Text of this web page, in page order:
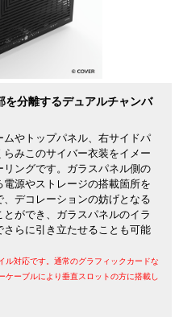
を分離するデュアルチャンバ
ムやトップパネル、右サイドパ
みこのサイバー衣装をイメー
ングです。ガラスパネル側の
源やストレージの搭載箇所を
デコレーションの妨げとなる
ができ、ガラスパネルのイラ
らに引き立たせることも可能
対応です。通常のグラフィックカードな
ケーブルにより垂直スロットの方に搭載し